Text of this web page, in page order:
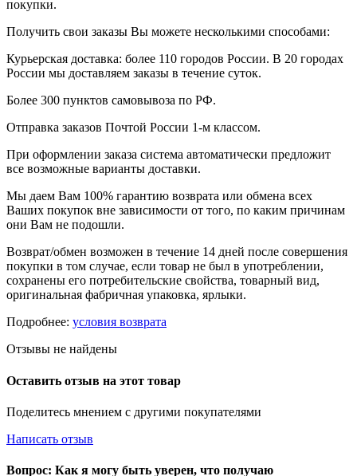
покупки.
Получить свои заказы Вы можете несколькими способами:
Курьерская доставка: более 110 городов России. В 20 городах
России мы доставляем заказы в течение суток.
Более 300 пунктов самовывоза по РФ.
Отправка заказов Почтой России 1-м классом.
При оформлении заказа система автоматически предложит
все возможные варианты доставки.
Мы даем Вам 100% гарантию возврата или обмена всех
Ваших покупок вне зависимости от того, по каким причинам
они Вам не подошли.
Возврат/обмен возможен в течение 14 дней после совершения
покупки в том случае, если товар не был в употреблении,
сохранены его потребительские свойства, товарный вид,
оригинальная фабричная упаковка, ярлыки.
Подробнее: условия возврата
Отзывы не найдены
Оставить отзыв на этот товар
Поделитесь мнением с другими покупателями
Написать отзыв
Вопрос: Как я могу быть уверен, что получаю